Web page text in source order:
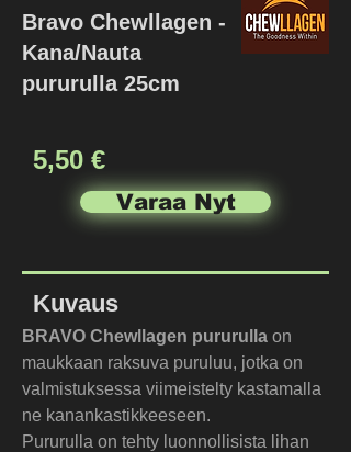
Bravo Chewllagen -
Kana/Nauta
pururulla 25cm
5,50 €
Varaa Nyt
Kuvaus
BRAVO Chewllagen pururulla on
maukkaan raksuva puruluu, jotka on
valmistuksessa viimeistelty kastamalla
ne kanankastikkeeseen.
Pururulla on tehty luonnollisista lihan